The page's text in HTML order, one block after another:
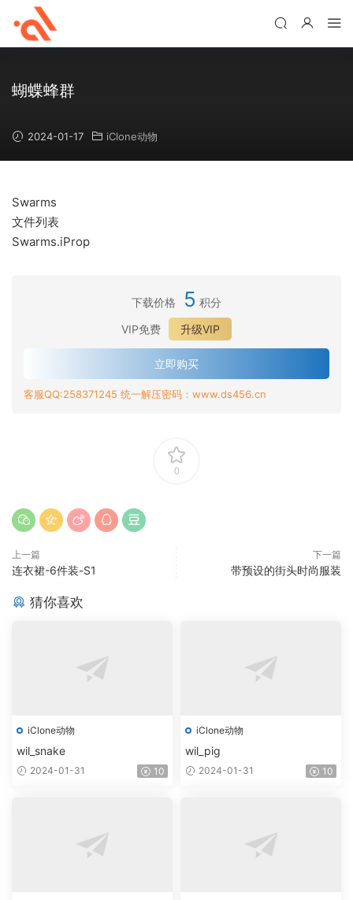
蝴蝶蜂群
2024-01-17 iClone动物
Swarms
文件列表
Swarms.iProp
下载价格 5 积分
VIP免费
升级VIP
立即购买
客服QQ:258371245 统一解压密码：www.ds456.cn
0
上一篇
连衣裙-6件装-S1
下一篇
带预设的街头时尚服装
猜你喜欢
iClone动物
wil_snake
2024-01-31 10
iClone动物
wil_pig
2024-01-31 10